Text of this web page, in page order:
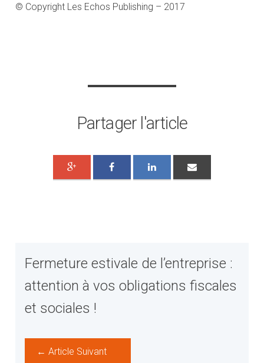
© Copyright Les Echos Publishing – 2017
Partager l'article
Fermeture estivale de l’entreprise :
attention à vos obligations fiscales
et sociales !
← Article Suivant